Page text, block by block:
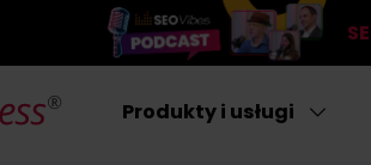
Produkty i usługi